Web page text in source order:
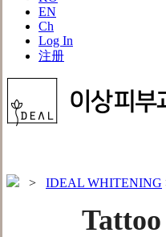
EN
Ch
Log In
注册
> IDEAL WHITENING